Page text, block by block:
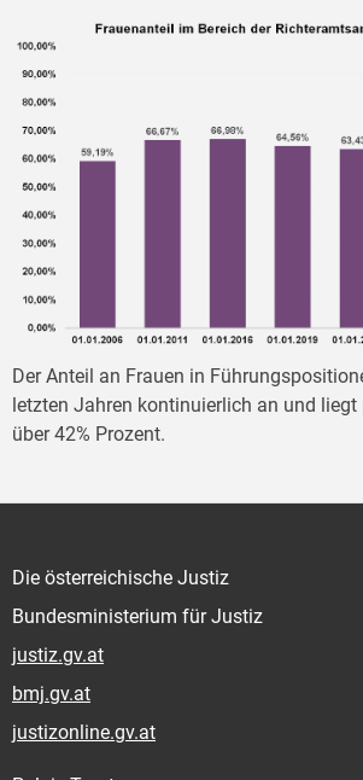
Der Anteil an Frauen in
letzten Jahren kontinuierlich an und liegt
über 42% Prozent.
Die österreichische Justiz
Bundesministerium für Justiz
justiz.gv.at
bmj.gv.at
justizonline.gv.at